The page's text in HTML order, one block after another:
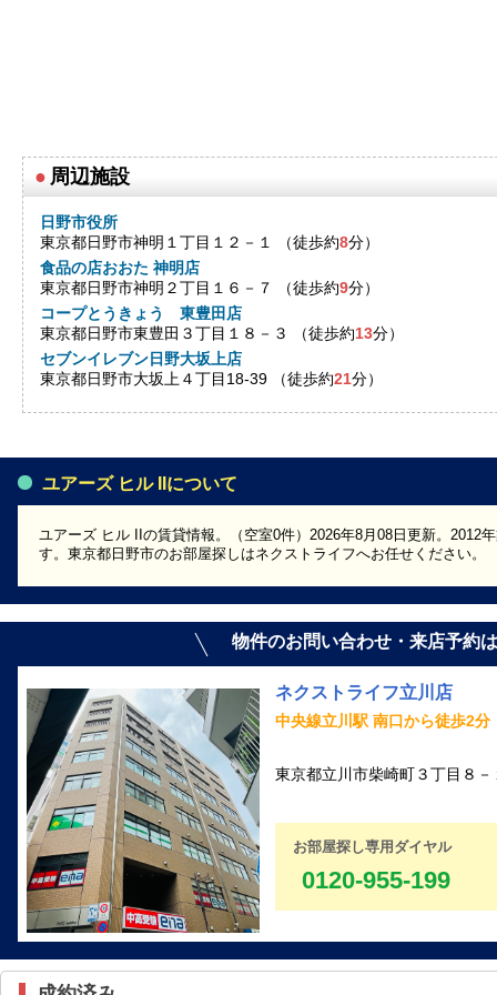
● 周辺施設
日野市役所
東京都日野市神明１丁目１２－１ （徒歩約8分）
食品の店おおた 神明店
東京都日野市神明２丁目１６－７ （徒歩約9分）
コープとうきょう 東豊田店
東京都日野市東豊田３丁目１８－３ （徒歩約13分）
セブンイレブン日野大坂上店
東京都日野市大坂上４丁目18-39 （徒歩約21分）
ユアーズ ヒル IIについて
ユアーズ ヒル IIの賃貸情報。（空室0件）2026年8月08日更新。2012
す。東京都日野市のお部屋探しはネクストライフへお任せください。
物件のお問い合わせ・来店予約
ネクストライフ立川店
中央線立川駅 南口から徒歩2分
東京都立川市柴崎町３丁目８
お部屋探し専用ダイヤル
0120-955-199